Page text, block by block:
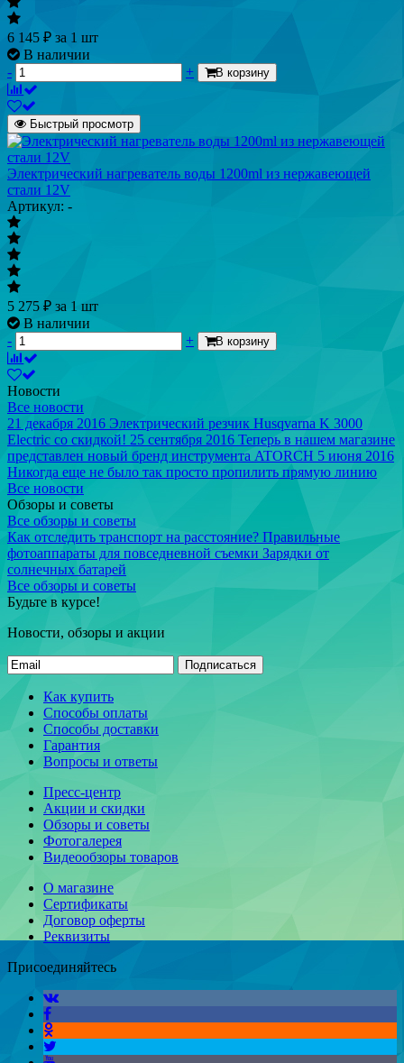
6 145 ₽ за 1 шт
В наличии
-
+ В корзину
Быстрый просмотр
Электрический нагреватель воды 1200ml из нержавеющей
стали 12V
Артикул: -
5 275 ₽ за 1 шт
В наличии
-
+ В корзину
Новости
Все новости
21 декабря 2016 Электрический резчик Husqvarna K 3000
Electric со скидкой! 25 сентября 2016 Теперь в нашем магазине
представлен новый бренд инструмента ATORCH 5 июня 2016
Никогда еще не было так просто пропилить прямую линию
Все новости
Обзоры и советы
Все обзоры и советы
Как отследить транспорт на расстояние? Правильные
фотоаппараты для повседневной съемки Зарядки от
солнечных батарей
Все обзоры и советы
Будьте в курсе!
Новости, обзоры и акции
Подписаться
Как купить
Способы оплаты
Способы доставки
Гарантия
Вопросы и ответы
Пресс-центр
Акции и скидки
Обзоры и советы
Фотогалерея
Видеообзоры товаров
О магазине
Сертификаты
Договор оферты
Реквизиты
Присоединяйтесь